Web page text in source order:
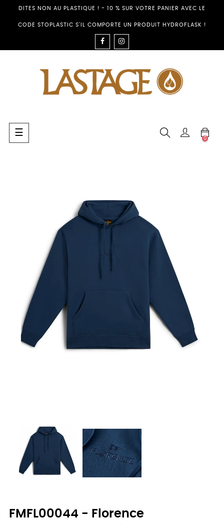
DITES NON AU PLASTIQUE ! - 10 % SUR VOTRE PANIER AVEC LE
CODE STOPLASTIC S'IL COMPORTE UN PRODUIT HYDROFLASK !
FACEBOOK
Umschalten
der
☰
0
FMFL00044 - Florence